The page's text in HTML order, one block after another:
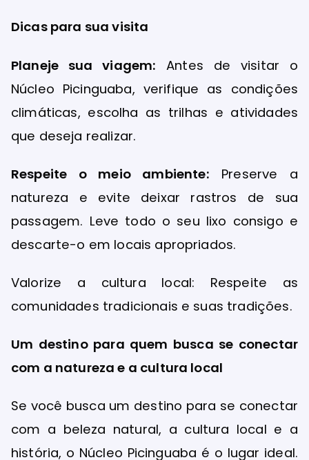
Dicas para sua visita
Planeje sua viagem: Antes de visitar o
Núcleo Picinguaba, verifique as condições
climáticas, escolha as trilhas e atividades
que deseja realizar.
Respeite o meio ambiente: Preserve a
natureza e evite deixar rastros de sua
passagem. Leve todo o seu lixo consigo e
descarte-o em locais apropriados.
Valorize a cultura local: Respeite as
comunidades tradicionais e suas tradições.
Um destino para quem busca se conectar
com a natureza e a cultura local
Se você busca um destino para se conectar
com a beleza natural, a cultura local e a
história, o Núcleo Picinguaba é o lugar ideal.